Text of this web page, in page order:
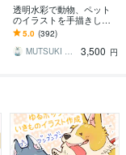
透明水彩で動物、ペット
のイラストを手描きしま
す 手描きの水彩画のイラ
スト原画を、ご自宅やプ
レゼント用に
5.0 (392)
MUTSUKI watercolor
3,500 円